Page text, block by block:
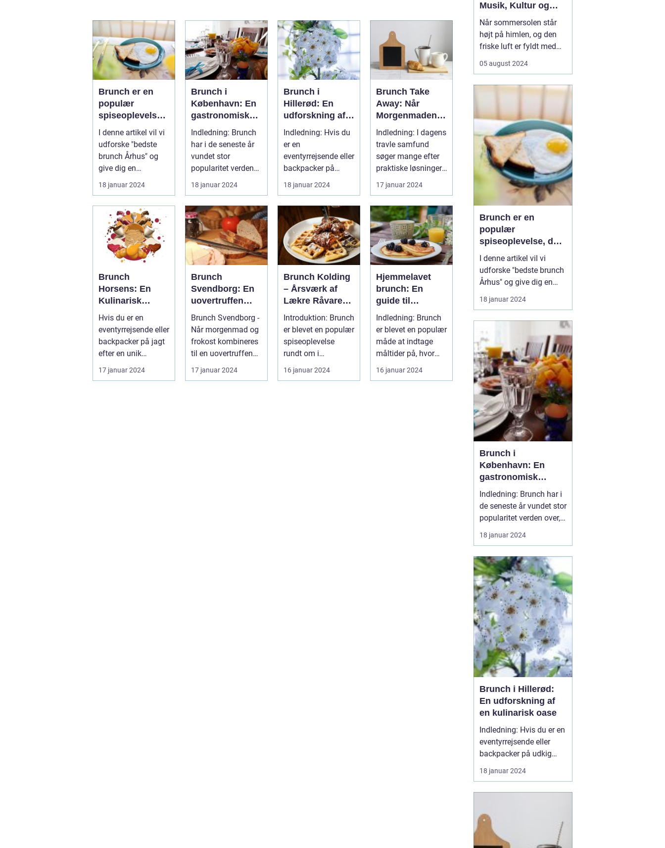
Brunch er en
populær
spiseoplevelse,
der kombinerer
det bedste fra
morgenmad og
frokost i én
måltid
I denne artikel vil vi
udforske "bedste
brunch Århus" og
give dig en
dybdegående
præsentation af
den...
18 januar 2024
Brunch i
København: En
gastronomisk
oplevelse til
eventyrrejsende
og backpackere
Indledning: Brunch
har i de seneste år
vundet stor
popularitet verden
over, og København
har ikke un...
18 januar 2024
Brunch i
Hillerød: En
udforskning af
en kulinarisk
Indledning: Hvis du
er en
eventyrrejsende eller
backpacker på
udkig efter en
uforglemmelig
gastronom...
18 januar 2024
Brunch Take
Away: Når
Morgenmaden
Bliver Mobil
Indledning: I dagens
travle samfund
søger mange efter
praktiske løsninger,
der giver dem
mulighed fo...
17 januar 2024
Brunch
Horsens: En
Kulinarisk
Oplevelse i Det
Centrale Jylland
Hvis du er en
eventyrrejsende eller
backpacker på jagt
efter en unik
kulinarisk oplevelse
i Det Cent...
17 januar 2024
Brunch
Svendborg: En
uovertruffen
oplevelse for
eventyrrejsende
og backpackere
Brunch Svendborg -
Når morgenmad og
frokost kombineres
til en uovertruffen
smagsoplevelse
Introduk...
17 januar 2024
Brunch Kolding
– Årsværk af
Lækre Råvarer
og Kokkerier
Introduktion: Brunch
er blevet en populær
spiseoplevelse
rundt om i
Danmark, og
Kolding er ingen
16 januar 2024
Hjemmelavet
brunch: En
guide til
morgenmadens
fornøjelse
Indledning: Brunch
er blevet en populær
måde at indtage
måltider på, hvor
det bedste fra både
morgen...
16 januar 2024
Musik, Kultur og
Fællesskab
Når sommersolen står
højt på himlen, og den
friske luft er fyldt med
ved vi, at festivaltiden er
ikke bare en begivenhed,
sammensmeltning af
musik, kunst, kultur og
ikke mi...
05 august 2024
Brunch er en
populær
spiseoplevelse, der
kombinerer det
bedste fra
morgenmad og
frokost i én måltid
I denne artikel vil vi
udforske "bedste brunch
Århus" og give dig en
dybdegående
præsentation af denne
oplevelse, der vil gøre
enhver eventyrrejsende
og backpacker ivrig efter
at udforske Århus'
brunchscene. "Bedste
brunch Århus" er et...
18 januar 2024
Brunch i
København: En
gastronomisk
oplevelse til
eventyrrejsende og
backpackere
Indledning: Brunch har i
de seneste år vundet stor
popularitet verden over,
og København har ikke
undladt at deltage i
Med sin unikke
kombination af
morgenmad og frokost,
tilbyder brunch en
fantastisk mulighed for
at starte dagen...
18 januar 2024
Brunch i Hillerød:
En udforskning af
en kulinarisk oase
Indledning: Hvis du er en
eventyrrejsende eller
backpacker på udkig
efter en uforglemmelig
gastronomisk oplevelse,
charmerende byområde i
den smukke
Nordsjælland-region i
18 januar 2024